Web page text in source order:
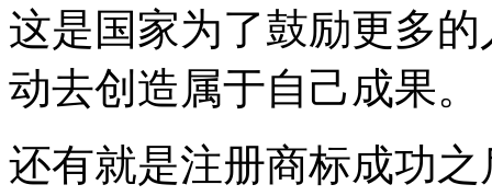
这是国家为了鼓励更多
动去创造属于自己成果。
还有就是注册商标成功